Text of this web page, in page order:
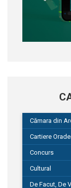
Cămara din
Cartiere
Concurs
Cultural
De Facut, De